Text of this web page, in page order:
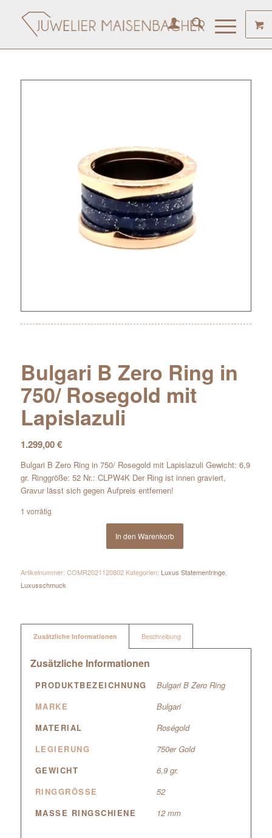
Bulgari B Zero Ring in
750/ Rosegold mit
Lapislazuli
1.299,00€
Bulgari B Zero Ring in 750/ Rosegold mit Lapislazuli Gewicht: 6,9
gr. Ringgröße: 52 Nr.: CLPW4K Der Ring ist innen graviert,
Gravur lässt sich gegen Aufpreis entfernen!
1 vorrätig
In den Warenkorb
Artikelnummer: COMR2021120802 Kategorien: Luxus Statementringe,
Luxusschmuck
Zusätzliche Informationen Beschreibung
Zusätzliche Informationen
PRODUKTBEZEICHNUNG
Bulgari B Zero Ring
MARKE
Bulgari
MATERIAL
Roségold
LEGIERUNG
750er Gold
GEWICHT
6,9 gr.
RINGGRÖSSE
52
MASSE RINGSCHIENE
12 mm